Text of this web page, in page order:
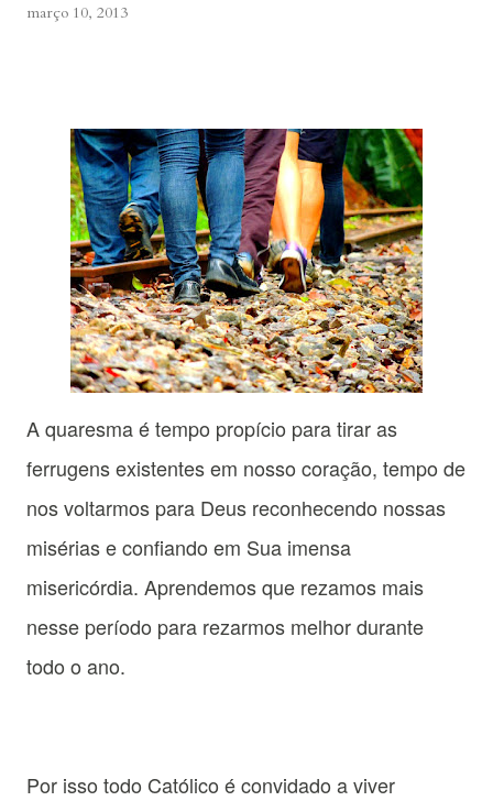
março 10, 2013
A quaresma é tempo propício para tirar as
ferrugens existentes em nosso coração, tempo de
nos voltarmos para Deus reconhecendo nossas
misérias e confiando em Sua imensa
misericórdia. Aprendemos que rezamos mais
nesse período para rezarmos melhor durante
todo o ano.
Por isso todo Católico é convidado a viver